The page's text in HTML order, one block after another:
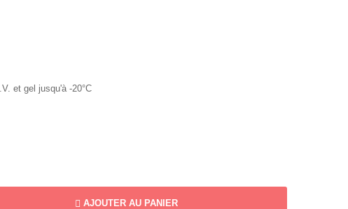
et gel jusqu'à -20°C
AJOUTER AU PANIER